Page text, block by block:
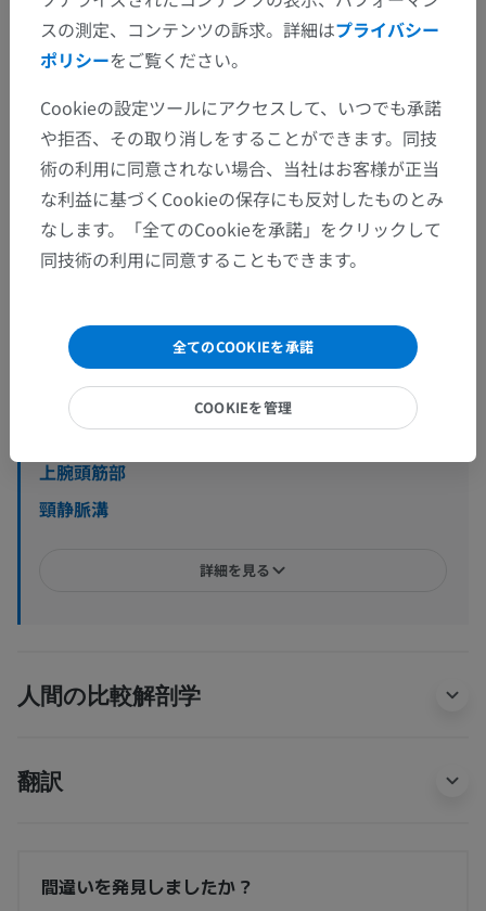
解剖学的階層
獣医解剖学
体の部位> 頸の部位
下位構造：
背側頸縁
外側頸部
耳下腺部
耳介後部
咽頭部
上腕頭筋部
頸静脈溝
詳細を見る
人間の比較解剖学
翻訳
間違いを発見しましたか？
スの測定、コンテンツの訴求。詳細はプライバシー
ポリシーをご覧ください。
Cookieの設定ツールにアクセスして、いつでも承諾
や拒否、その取り消しをすることができます。同技
術の利用に同意されない場合、当社はお客様が正当
な利益に基づくCookieの保存にも反対したものとみ
なします。「全てのCookieを承諾」をクリックして
同技術の利用に同意することもできます。
全てのCOOKIEを承諾
COOKIEを管理